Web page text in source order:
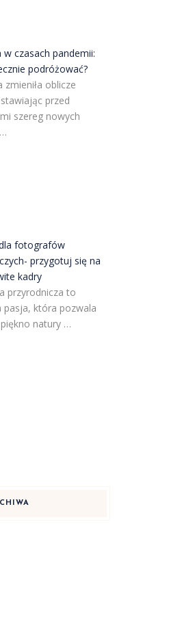
w czasach pandemii:
podróżować?
zmieniła oblicze
przed
szereg nowych
fotografów
przygotuj się na
kadry
przyrodnicza to
pasja, która pozwala
natury …